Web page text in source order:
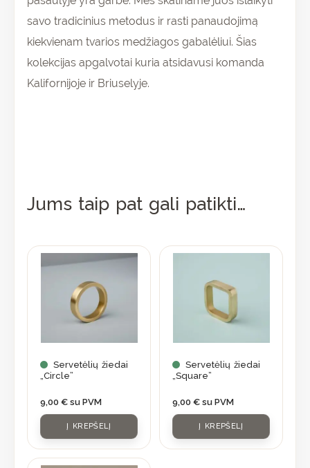
savo tradicinius metodus ir rasti panaudojimą
kiekvienam tvarios medžiagos gabalėliui. Šias
kolekcijas apgalvotai kuria atsidavusi komanda
Kalifornijoje ir Briuselyje.
Jums taip pat gali patikti…
Servetėlių žiedai
„Circle”
9,00 € su PVM
Į KREPŠELĮ
Servetėlių žiedai
„Square”
9,00 € su PVM
Į KREPŠELĮ